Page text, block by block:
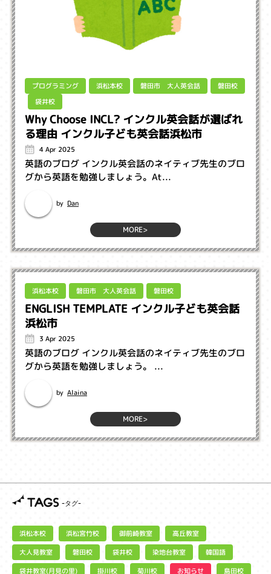
プログラミング 浜松本校 磐田市 大人英会話
磐田校
袋井校
Why Choose INCL? インクル英会話が選ばれ
る理由 インクル子ども英会話浜松市
4 Apr 2025
英語のブログ インクル英会話のネイティブ先生のブロ
グから英語を勉強しましょう。 ​At...
by Dan
MORE>
浜松本校 磐田市 大人英会話 磐田校
ENGLISH TEMPLATE インクル子ども英会話
浜松市
3 Apr 2025
英語のブログ インクル英会話のネイティブ先生のブロ
グから英語を勉強しましょう。 ...
by Alaina
MORE>
TAGS
浜松本校 浜松宮竹校 御前崎教室 高丘教室
大人見教室 磐田校 袋井校 染地台教室 韓国語
袋井教室(月見の里) 掛川校 菊川校 お知らせ 島田校